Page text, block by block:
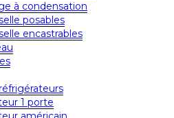
à condensation
posables
encastrables
1 porte